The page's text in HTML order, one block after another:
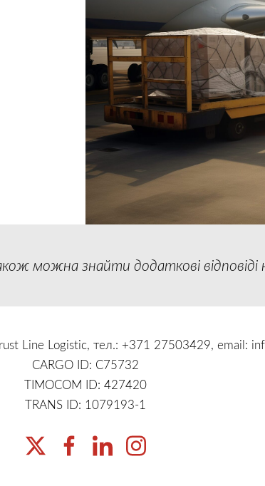
можна знайти додаткові відповіді
Line Logistic, тел.: +371 27503429, email:
CARGO ID: C75732
TIMOCOM ID: 427420
TRANS ID: 1079193-1